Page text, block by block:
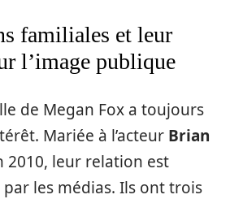
familiales et leur
l’image publique
de Megan Fox a toujours
Mariée à l’acteur Brian
2010, leur relation est
les médias. Ils ont trois